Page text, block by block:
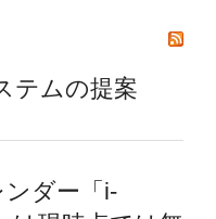
テムの提案
ダー「i-